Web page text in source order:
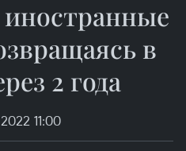
в
2 года
11:00